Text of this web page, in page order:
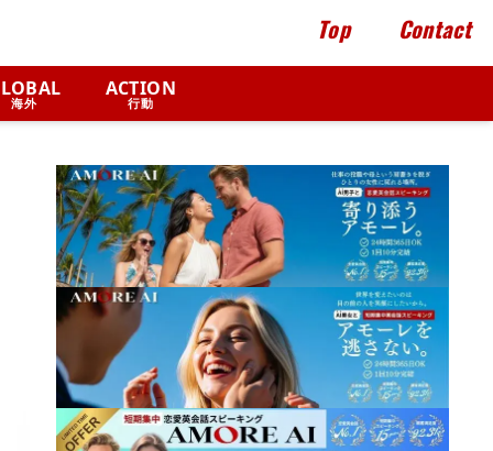
Top Contact
海外
ACTION
行動